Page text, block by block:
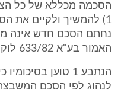
הסכמה מכללא של כל
1) להמשיך ולקיים את
נחתם הסכם חדש אינה
האמור בע"א 633/82 לוקוב נ' מגדל).
הנתבע 1 טוען
לנהוג לפי הסכם